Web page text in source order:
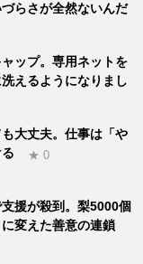
らさが全然ないんだ
ップ。専用ネットを
えるようになりまし
も大丈夫。仕事は「や
★ 0
援が殺到。梨5000個
変えた善意の連鎖